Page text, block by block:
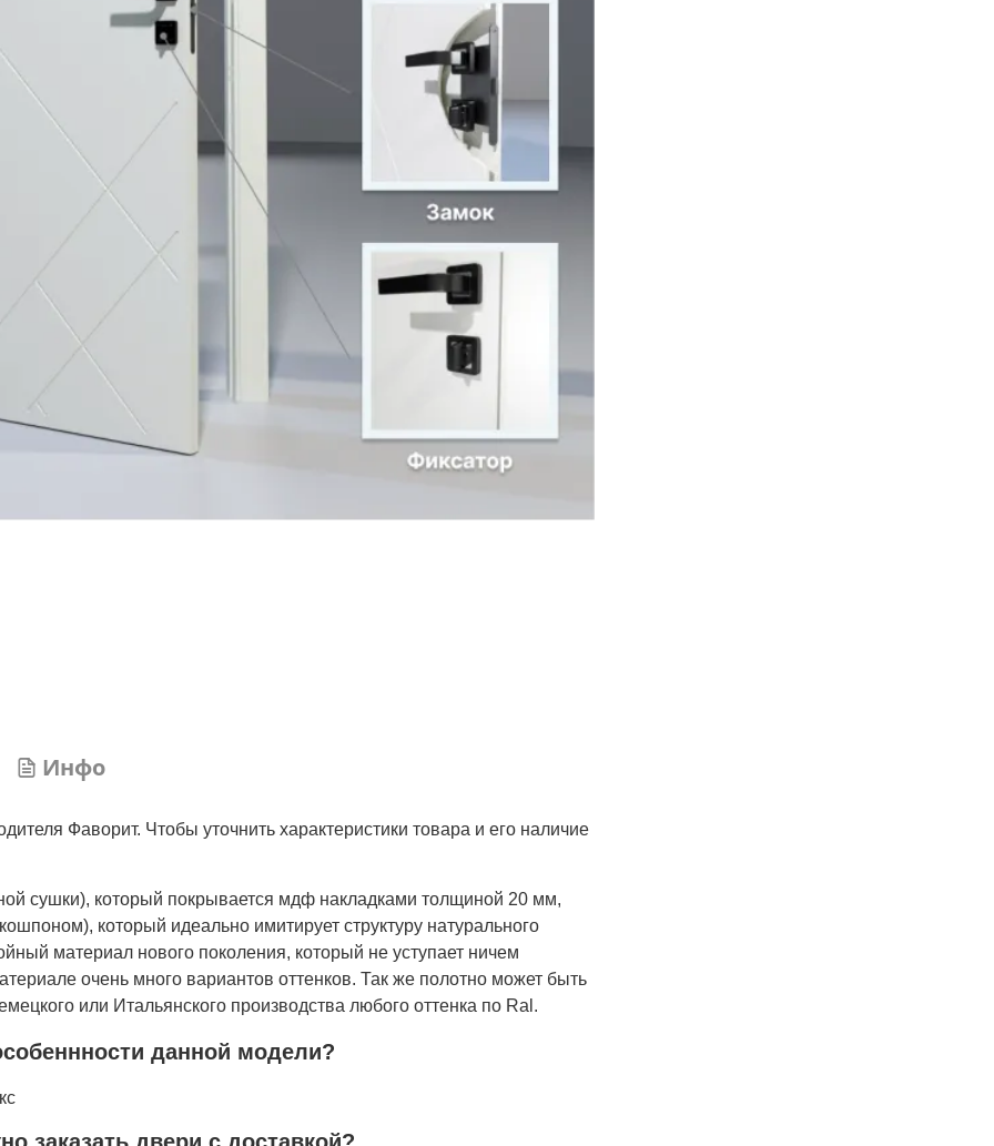
Инфо
Фаворит. Чтобы уточнить характеристики товара и его наличие
сушки), который покрывается мдф накладками толщиной 20 мм,
который идеально имитирует структуру натурального
материал нового поколения, который не уступает ничем
очень много вариантов оттенков. Так же полотно может быть
или Итальянского производства любого оттенка по Ral.
данной модели?
заказать двери с доставкой?